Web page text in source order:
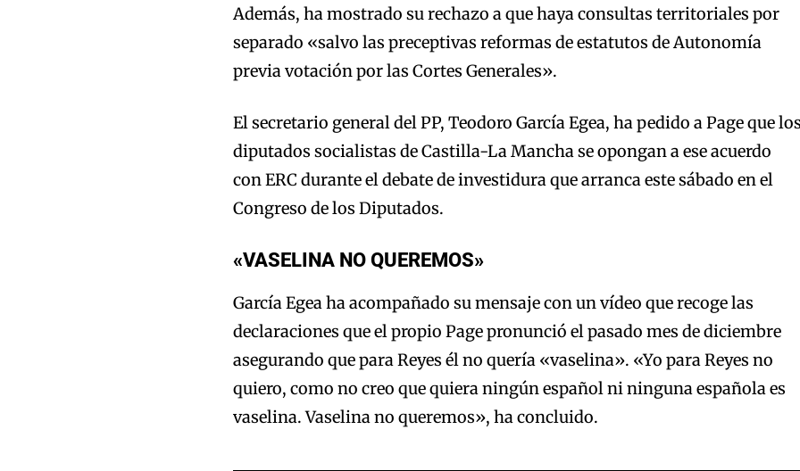
Además, ha mostrado su rechazo a que haya consultas territoriales por
separado «salvo las preceptivas reformas de estatutos de Autonomía
previa votación por las Cortes Generales».
El secretario general del PP, Teodoro García Egea, ha pedido a Page que
diputados socialistas de Castilla-La Mancha se opongan a ese acuerdo
con ERC durante el debate de investidura que arranca este sábado en el
Congreso de los Diputados.
«VASELINA NO QUEREMOS»
García Egea ha acompañado su mensaje con un vídeo que recoge las
declaraciones que el propio Page pronunció el pasado mes de diciembre
asegurando que para Reyes él no quería «vaselina». «Yo para Reyes no
quiero, como no creo que quiera ningún español ni ninguna española es
vaselina. Vaselina no queremos», ha concluido.